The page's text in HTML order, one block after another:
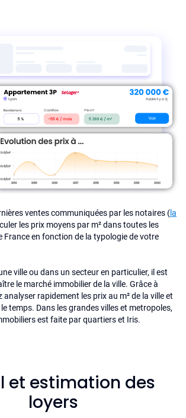
ventes communiquées par les notaires (la
les prix moyens par m² dans toutes les
France en fonction de la typologie de votre
ville ou dans un secteur en particulier, il est
le marché immobilier de la ville. Grâce à
analyser rapidement les prix au m² de la ville et
temps. Dans les grandes villes et metropoles,
est faite par quartiers et Iris.
et estimation des
loyers